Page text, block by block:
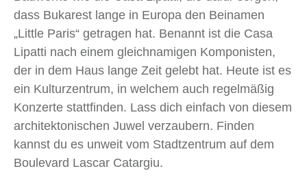
dass Bukarest lange in Europa den Beinamen
„Little Paris“ getragen hat. Benannt ist die Casa
Lipatti nach einem gleichnamigen Komponisten,
der in dem Haus lange Zeit gelebt hat. Heute ist es
ein Kulturzentrum, in welchem auch regelmäßig
Konzerte stattfinden. Lass dich einfach von diesem
architektonischen Juwel verzaubern. Finden
kannst du es unweit vom Stadtzentrum auf dem
Boulevard Lascar Catargiu.